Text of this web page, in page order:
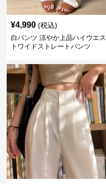
¥4,990 (税込)
白パンツ 涼やか上品ハイウエス
トワイドストレートパンツ